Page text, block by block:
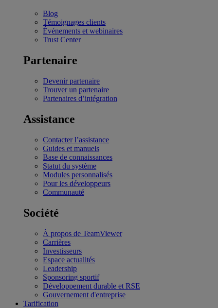
Blog
Témoignages clients
Événements et webinaires
Trust Center
Partenaire
Devenir partenaire
Trouver un partenaire
Partenaires d’intégration
Assistance
Contacter l’assistance
Guides et manuels
Base de connaissances
Statut du système
Modules personnalisés
Pour les développeurs
Communauté
Société
À propos de TeamViewer
Carrières
Investisseurs
Espace actualités
Leadership
Sponsoring sportif
Développement durable et RSE
Gouvernement d'entreprise
Tarification